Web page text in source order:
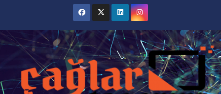
content